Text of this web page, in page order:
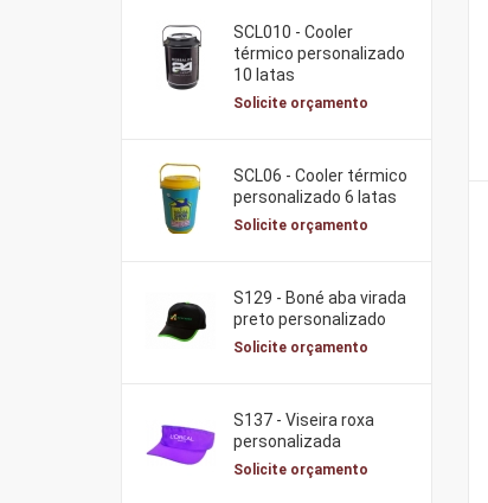
SCL010 - Cooler
térmico personalizado
10 latas
Solicite orçamento
SCL06 - Cooler térmico
personalizado 6 latas
Solicite orçamento
S129 - Boné aba virada
preto personalizado
Solicite orçamento
S137 - Viseira roxa
personalizada
Solicite orçamento